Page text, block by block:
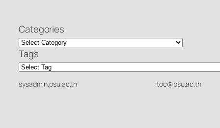
Categories
Tags
sysadmin.psu.ac.th itoc@psu.ac.th